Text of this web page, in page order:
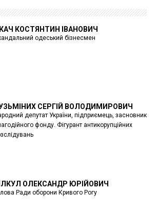
КОСТЯНТИН ІВАНОВИЧ
одеський бізнесмен
СЕРГІЙ ВОЛОДИМИРОВИЧ
депутат України, підприємець, засновник
фонду. Фігурант антикорупційних
ОЛЕКСАНДР ЮРІЙОВИЧ
Ради оборони Кривого Рогу